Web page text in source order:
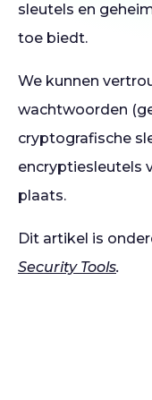
sleutels en
toe biedt.
We kunnen
wachtwoorden
cryptografische
encryptiesleutels
plaats.
Dit artikel is
Security Tools.